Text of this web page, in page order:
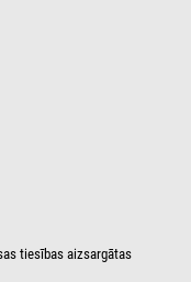
tiesības aizsargātas